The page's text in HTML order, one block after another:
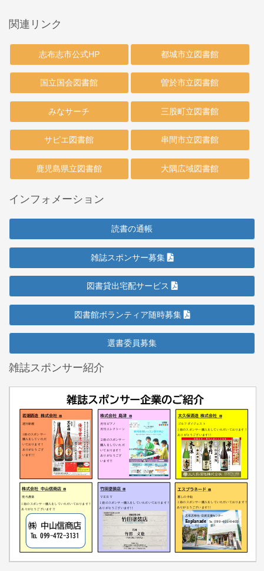
関連リンク
志布志市公式HP
国立国会図書館
みなサーチ
サピエ図書館
鹿児島県立図書館
都城市立図書館
曽於市立図書館
三股町立図書館
串間市立図書館
大隅広域図書館
インフォメーション
読書の通帳
雑誌スポンサー募集
図書貸出宅配サービス
図書館ボランティア随時募集
選書委員募集
雑誌スポンサー紹介